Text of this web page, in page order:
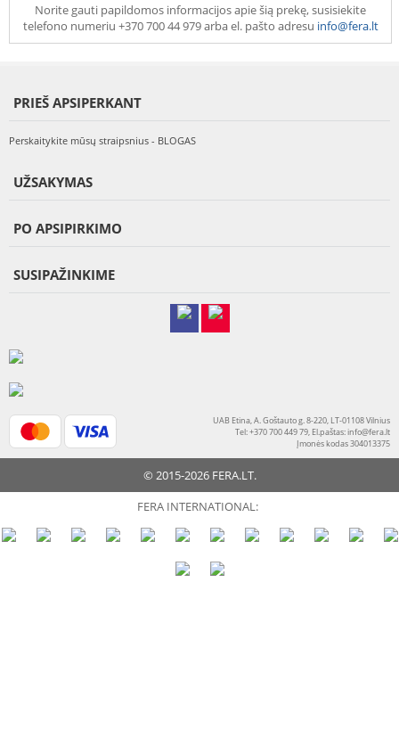
Norite gauti papildomos informacijos apie šią prekę, susisiekite
telefono numeriu +370 700 44 979 arba el. pašto adresu info@fera.lt
PRIEŠ APSIPERKANT
Perskaitykite mūsų straipsnius - BLOGAS
UŽSAKYMAS
PO APSIPIRKIMO
SUSIPAŽINKIME
UAB Etina, A. Goštauto g. 8-220, LT-01108 Vilnius
Tel: +370 700 449 79, El.paštas:info@fera.lt
Įmonės kodas 304013375
© 2015-2026 FERA.LT.
FERA INTERNATIONAL: